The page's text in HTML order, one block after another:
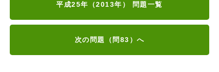
平成25年（2013年） 問題一覧
次の問題（問83）へ